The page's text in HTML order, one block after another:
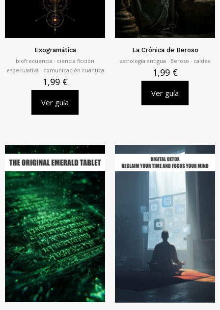
Exogramática
biofrecuencia · ciencia ficción
especulativa · comunicación cuántica
1,99 €
Ver guía
La Crónica de Beroso
astrología antigua · Beroso · caldea
1,99 €
Ver guía